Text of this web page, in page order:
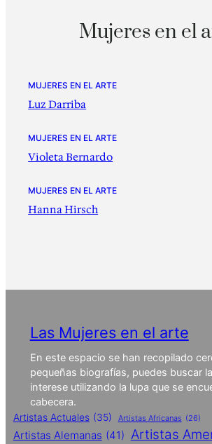
Mujeres en el
MUJERES EN EL ARTE
Luz Darriba
MUJERES EN EL ARTE
Violeta Bernardo
MUJERES EN EL ARTE
Hanna Hirsch
Las Mujeres en el arte
En este espacio se han recopilado
pequeñas biografías, puedes buscar
interese utilizando la lupa que se
cabecera.
Artistas Actuales (35) Artistas Africanas (26)
Artistas Alemanas (41) Artistas